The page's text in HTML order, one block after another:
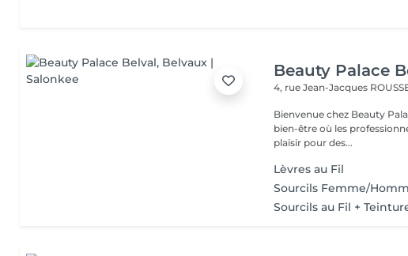
Beauty Palace
4, rue Jean-Jacques
Bienvenue chez Beauty
bien-être où les
plaisir pour des...
Lèvres au Fil
Sourcils Femme/
Sourcils au Fil +